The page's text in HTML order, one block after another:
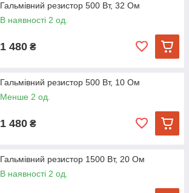
Гальмівний резистор 500 Вт, 32 Ом
В наявності 2 од.
1 480 ₴
Гальмівний резистор 500 Вт, 10 Ом
Менше 2 од.
1 480 ₴
Гальмівний резистор 1500 Вт, 20 Ом
В наявності 2 од.